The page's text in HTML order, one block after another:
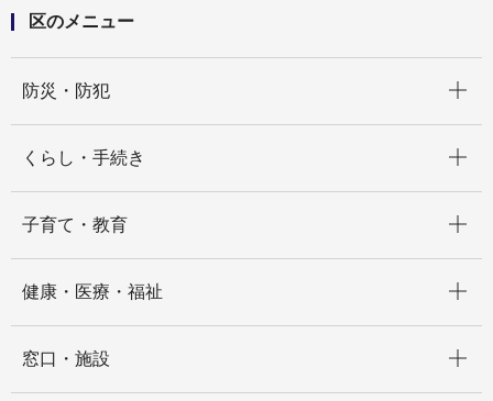
区のメニュー
防災・防犯
くらし・手続き
子育て・教育
健康・医療・福祉
窓口・施設